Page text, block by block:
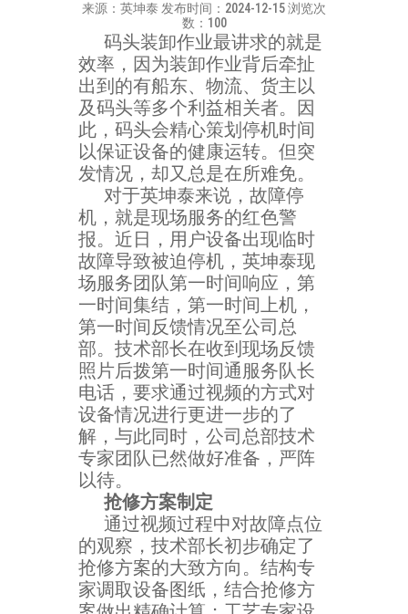
来源：英坤泰 发布时间：2024-12-15 浏览次
数：100
码头装卸作业最讲求的就是
效率，因为装卸作业背后牵扯
出到的有船东、物流、货主以
及码头等多个利益相关者。因
此，码头会精心策划停机时间
以保证设备的健康运转。但突
发情况，却又总是在所难免。
对于英坤泰来说，故障停
机，就是现场服务的红色警
报。近日，用户设备出现临时
故障导致被迫停机，英坤泰现
场服务团队第一时间响应，第
一时间集结，第一时间上机，
第一时间反馈情况至公司总
部。技术部长在收到现场反馈
照片后拨第一时间通服务队长
电话，要求通过视频的方式对
设备情况进行更进一步的了
解，与此同时，公司总部技术
专家团队已然做好准备，严阵
以待。
抢修方案制定
通过视频过程中对故障点位
的观察，技术部长初步确定了
抢修方案的大致方向。结构专
家调取设备图纸，结合抢修方